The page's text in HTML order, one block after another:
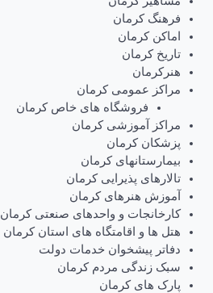
فرهنگ کرمان
اماکن کرمان
تاریخ کرمان
هنرکرمان
مراکز عمومی کرمان
فروشگاه های خاص کرمان
مراکز آموزشی کرمان
پزشکان کرمان
بیمارستانهای کرمان
تالارهای پذیرایی کرمان
آموزش هنرهای کرمان
کارخانجات و واحدهای صنعتی کرمان
هتل ها و اقامتگاه های استان کرمان
دفاتر پیشخوان خدمات دولت
سبک زندگی مردم کرمان
پارک های کرمان